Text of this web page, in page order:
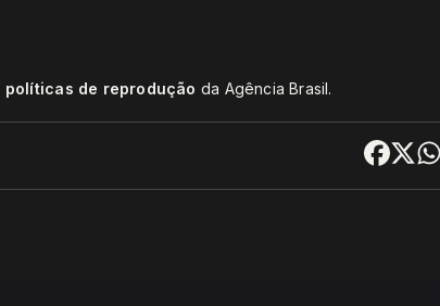
políticas de reprodução da Agência Brasil.